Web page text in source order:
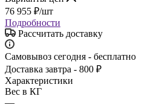
76 955 ₽/шт
Подробности
Рассчитать доставку
Самовывоз сегодня - бесплатно
Доставка завтра - 800 ₽
Характеристики
Вес в КГ
—